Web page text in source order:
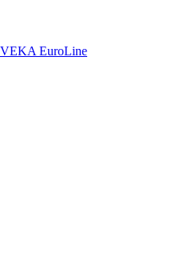
EuroLine